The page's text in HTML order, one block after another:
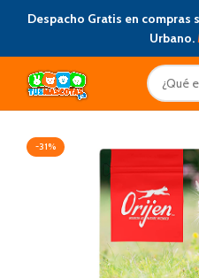
Despacho Gratis en
Urbano.
-31%